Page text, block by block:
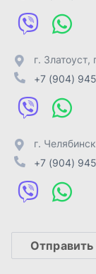
Отправить
ИП Лахтачёв О.В.
Разработка -